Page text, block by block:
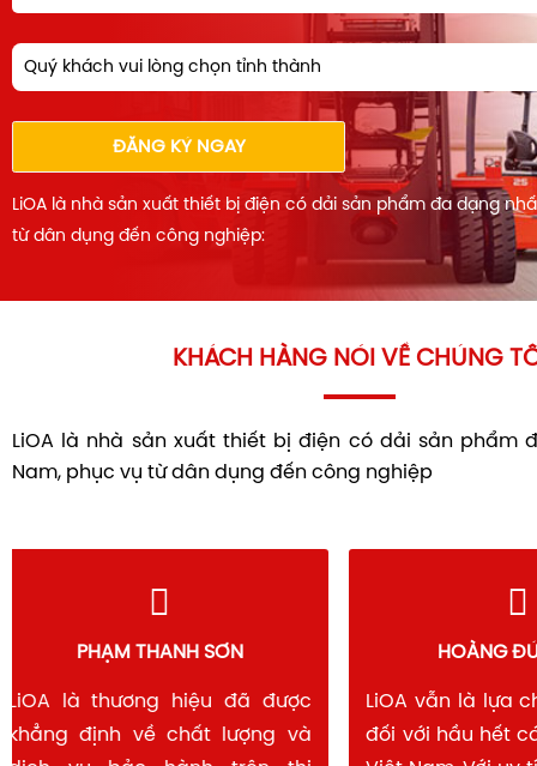
Quý khách vui lòng chọn tỉnh thành
ĐĂNG KÝ NGAY
LiOA là nhà sản xuất thiết bị điện có dải sản phẩm đa dạng
từ dân dụng đến công nghiệp:
KHÁCH HÀNG NÓI VỀ CHÚNG
LiOA là nhà sản xuất thiết bị điện có dải sản phẩm
Nam, phục vụ từ dân dụng đến công nghiệp
PHẠM THANH SƠN
LiOA là thương hiệu đã được
khẳng định về chất lượng và
HOÀNG
LiOA vẫn là
đối với hầu